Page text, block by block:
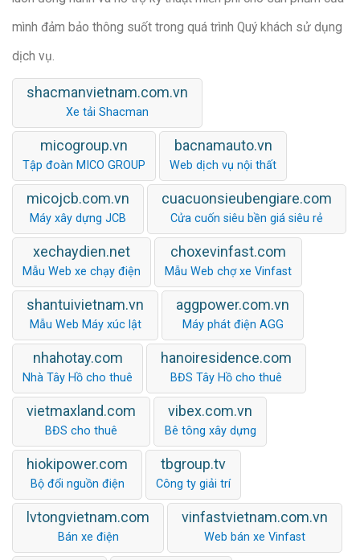
mình đảm bảo thông suốt trong quá trình Quý khách sử dụng
dịch vụ.
shacmanvietnam.com.vn
Xe tải Shacman
micogroup.vn
Tập đoàn MICO GROUP
bacnamauto.vn
Web dịch vụ nội thất
micojcb.com.vn
Máy xây dựng JCB
cuacuonsieubengiare.com
Cửa cuốn siêu bền giá siêu rẻ
xechaydien.net
Mẫu Web xe chạy điện
choxevinfast.com
Mẫu Web chợ xe Vinfast
shantuivietnam.vn
Mẫu Web Máy xúc lật
aggpower.com.vn
Máy phát điện AGG
nhahotay.com
Nhà Tây Hồ cho thuê
hanoiresidence.com
BĐS Tây Hồ cho thuê
vietmaxland.com
BĐS cho thuê
vibex.com.vn
Bê tông xây dựng
hiokipower.com
Bộ đổi nguồn điện
tbgroup.tv
Công ty giải trí
lvtongvietnam.com
Bán xe điện
vinfastvietnam.com.vn
Web bán xe Vinfast